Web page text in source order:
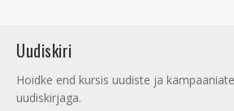
Uudiskiri
Hoidke end kursis uudiste ja
uudiskirjaga.